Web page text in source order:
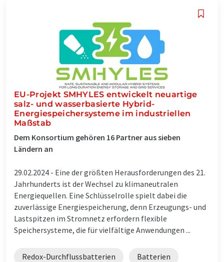
EU-Projekt SMHYLES entwickelt neuartige
salz- und wasserbasierte Hybrid-
Energiespeichersysteme im industriellen
Maßstab
Dem Konsortium gehören 16 Partner aus sieben
Ländern an
29.02.2024 - Eine der größten Herausforderungen des 21.
Jahrhunderts ist der Wechsel zu klimaneutralen
Energiequellen. Eine Schlüsselrolle spielt dabei die
zuverlässige Energiespeicherung, denn Erzeugungs- und
Lastspitzen im Stromnetz erfordern flexible
Speichersysteme, die für vielfältige Anwendungen ...
Redox-Durchflussbatterien Batterien